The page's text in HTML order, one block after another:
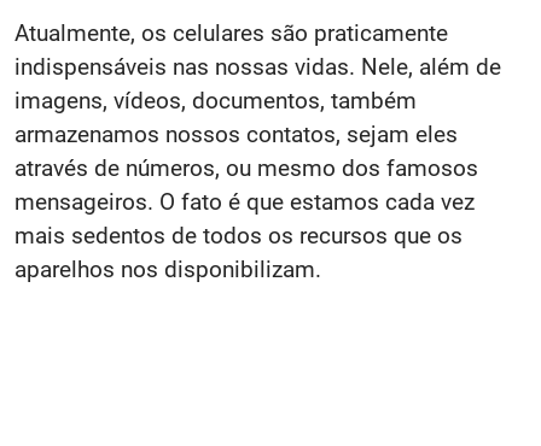
Atualmente, os celulares são praticamente
indispensáveis nas nossas vidas. Nele, além de
imagens, vídeos, documentos, também
armazenamos nossos contatos, sejam eles
através de números, ou mesmo dos famosos
mensageiros. O fato é que estamos cada vez
mais sedentos de todos os recursos que os
aparelhos nos disponibilizam.